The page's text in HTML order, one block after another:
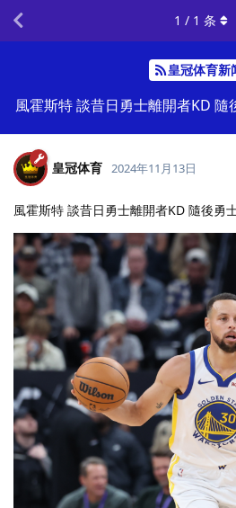
皇冠体育新
風霍斯特 談昔日勇士離開者KD
1 / 1 条
皇冠体育 2024年11月13日
風霍斯特 談昔日勇士離開者KD 隨後勇